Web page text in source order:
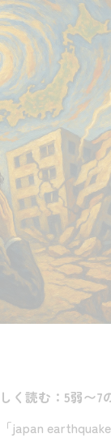
く読む：5弱〜7
japan